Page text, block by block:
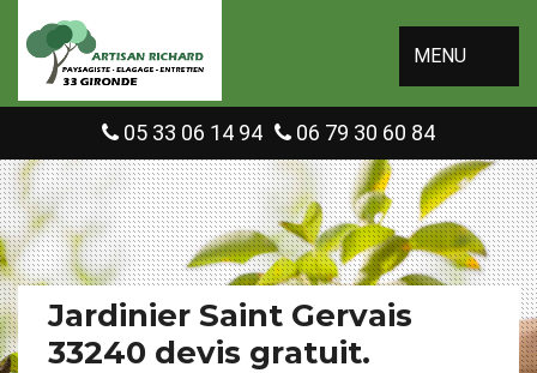
MENU
05 33 06 14 94 06 79 30 60 84
Jardinier Saint Gervais
33240 devis gratuit.